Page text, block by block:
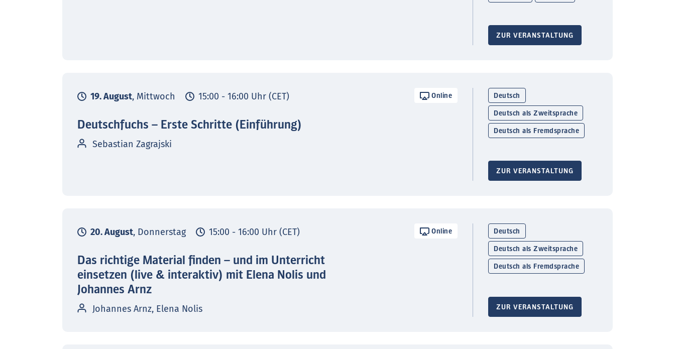
ZUR VERANSTALTUNG
19. August, Mittwoch 15:00 - 16:00 Uhr (CET) Online
Deutschfuchs – Erste Schritte (Einführung)
Sebastian Zagrajski
Deutsch
Deutsch als Zweitsprache
Deutsch als Fremdsprache
ZUR VERANSTALTUNG
20. August, Donnerstag 15:00 - 16:00 Uhr (CET) Online
Das richtige Material finden – und im Unterricht
einsetzen (live & interaktiv) mit Elena Nolis und
Johannes Arnz
Johannes Arnz, Elena Nolis
Deutsch
Deutsch als Zweitsprache
Deutsch als Fremdsprache
ZUR VERANSTALTUNG